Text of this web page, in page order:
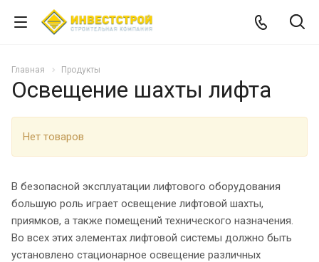
Главная Продукты
Освещение шахты лифта
Нет товаров
В безопасной эксплуатации лифтового оборудования
большую роль играет освещение лифтовой шахты,
приямков, а также помещений технического назначения.
Во всех этих элементах лифтовой системы должно быть
установлено стационарное освещение различных